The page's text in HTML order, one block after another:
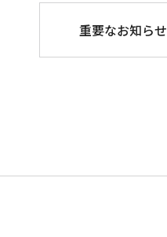
重要なお知らせ